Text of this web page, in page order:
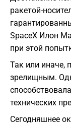
ракетой-
SpaceX Илон
при этой
Так или иначе,
зрелищным.
технических
Сегодняшнее